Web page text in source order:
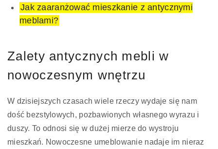
Jak zaaranżować mieszkanie z antycznymi
meblami?
Zalety antycznych mebli w
nowoczesnym wnętrzu
W dzisiejszych czasach wiele rzeczy wydaje się nam
dość bezstylowych, pozbawionych własnego wyrazu i
duszy. To odnosi się w dużej mierze do wystroju
mieszkań. Nowoczesne umeblowanie nadaje im nieraz